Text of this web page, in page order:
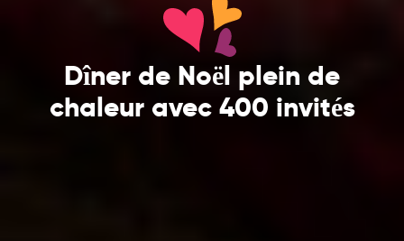
Dîner de Noël plein de
chaleur avec 400 invités